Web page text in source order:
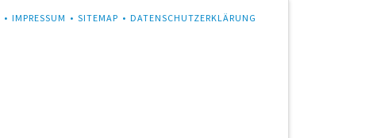
IMPRESSUM SITEMAP DATENSCHUTZERKLÄRUNG